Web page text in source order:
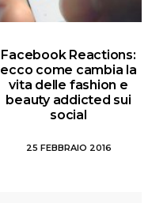
Facebook Reactions:
ecco come cambia la
vita delle fashion e
beauty addicted sui
social
25 FEBBRAIO 2016